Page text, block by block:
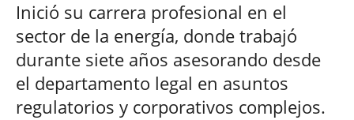
Inició su carrera profesional en el
sector de la energía, donde trabajó
durante siete años asesorando desde
el departamento legal en asuntos
regulatorios y corporativos complejos.